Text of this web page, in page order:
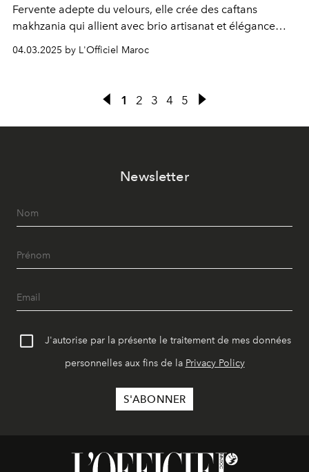
Fervente adepte du velours, elle crée des caftans
makhzania qui allient avec brio artisanat et élégance
intemporelle. Cet hiver, sa collection charme par son
allure épurée, dévoilant en filigrane un travail fait main
04.03.2025 by L'Officiel Maroc
1 2 3 4 5
Newsletter
J'autorise par la présente le traitement de mes données
personnelles aux fins de la Privacy Policy